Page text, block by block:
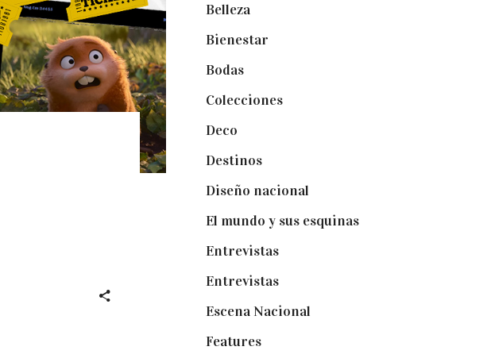
Belleza(32)
Bienestar
Bodas(73)
Colecciones(22)
Deco
Destinos(6)
Diseño nacional
El mundo y sus esquinas(25)
Entrevistas(36)
Entrevistas(14)
Escena Nacional
Features(29)